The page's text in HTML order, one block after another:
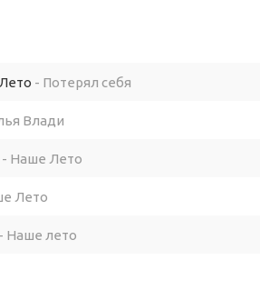
- Потерял себя
Влади
- Наше Лето
Лето
- Наше лето